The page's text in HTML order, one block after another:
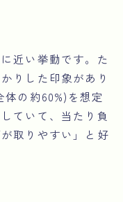
近い挙動です。た
りした印象があり
の約60%)を想定
ていて、当たり負
取りやすい」と好